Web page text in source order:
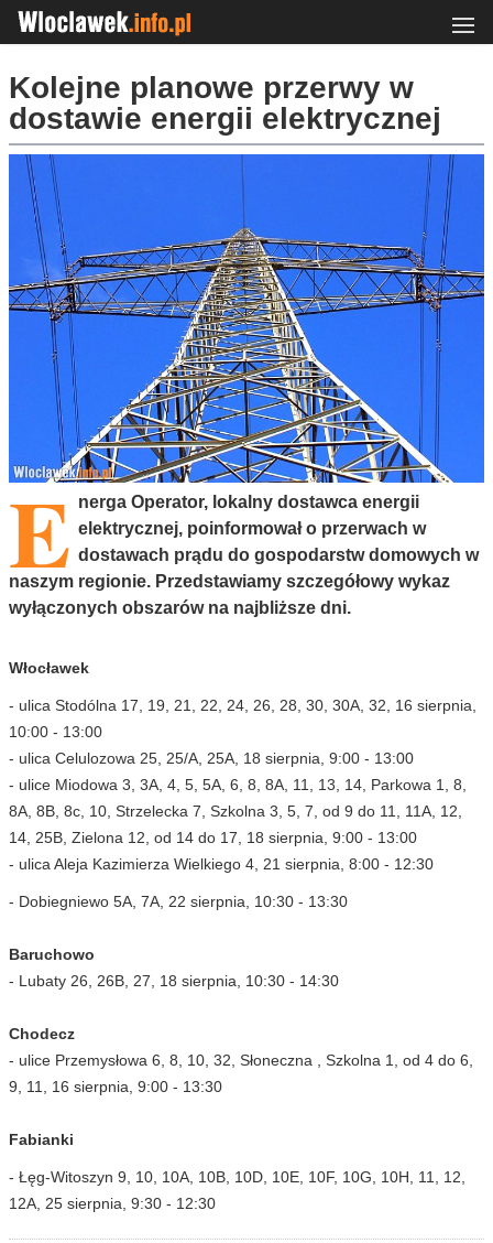
Kolejne planowe przerwy w
dostawie energii elektrycznej
E nerga Operator, lokalny dostawca energii
elektrycznej, poinformował o przerwach w
dostawach prądu do gospodarstw domowych w
naszym regionie. Przedstawiamy szczegółowy wykaz
wyłączonych obszarów na najbliższe dni.
Włocławek
- ulica Stodólna 17, 19, 21, 22, 24, 26, 28, 30, 30A, 32, 16 sierpnia,
10:00 - 13:00
- ulica Celulozowa 25, 25/A, 25A, 18 sierpnia, 9:00 - 13:00
- ulice Miodowa 3, 3A, 4, 5, 5A, 6, 8, 8A, 11, 13, 14, Parkowa 1, 8,
8A, 8B, 8c, 10, Strzelecka 7, Szkolna 3, 5, 7, od 9 do 11, 11A, 12,
14, 25B, Zielona 12, od 14 do 17, 18 sierpnia, 9:00 - 13:00
- ulica Aleja Kazimierza Wielkiego 4, 21 sierpnia, 8:00 - 12:30
- Dobiegniewo 5A, 7A, 22 sierpnia, 10:30 - 13:30
Baruchowo
- Lubaty 26, 26B, 27, 18 sierpnia, 10:30 - 14:30
Chodecz
- ulice Przemysłowa 6, 8, 10, 32, Słoneczna , Szkolna 1, od 4 do 6,
9, 11, 16 sierpnia, 9:00 - 13:30
Fabianki
- Łęg-Witoszyn 9, 10, 10A, 10B, 10D, 10E, 10F, 10G, 10H, 11, 12,
12A, 25 sierpnia, 9:30 - 12:30